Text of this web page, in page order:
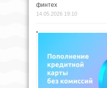
финтех
14.05.2026 19:10